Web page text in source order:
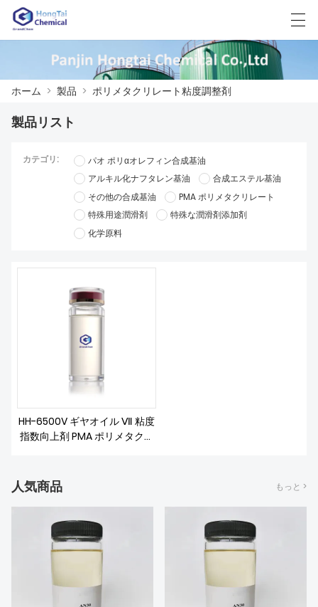
製品
工場展示
我々に連絡し
العربية 中文 English 日本語 한국어
ホーム > 製品 > ポリメタクリレート粘度調整剤
製品リスト
カテゴリ:
パオ ポリαオレフィン合成基油
アルキル化ナフタレン基油
合成エステル基油
その他の合成基油
PMA ポリメタクリレート
特殊用途潤滑剤
特殊な潤滑剤添加剤
化学原料
HH-6500V ギヤオイル Ⅶ 粘度
指数向上剤 PMA ポリメタクリ
人気商品 もっと >